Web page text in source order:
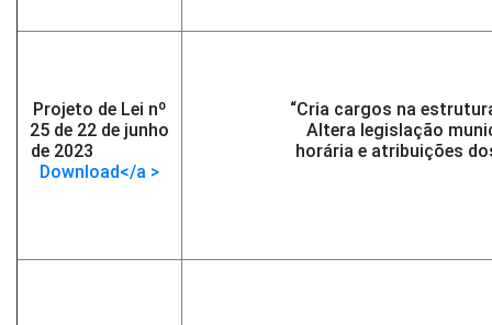
Projeto de Lei nº
25 de 22 de junho
de 2023
Download</a >
“Cria cargos na
Altera legislação
horária e atribuições